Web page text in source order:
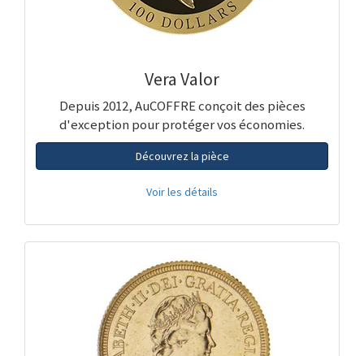
Vera Valor
Depuis 2012, AuCOFFRE conçoit des pièces
d'exception pour protéger vos économies.
Découvrez la pièce
Voir les détails